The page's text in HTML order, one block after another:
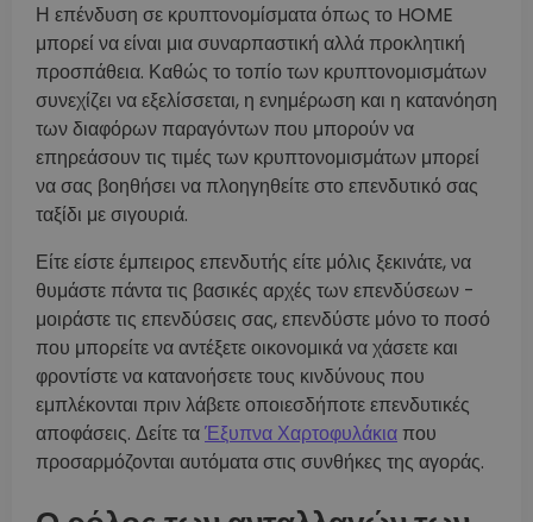
Η επένδυση σε κρυπτονομίσματα όπως το HOME
μπορεί να είναι μια συναρπαστική αλλά προκλητική
προσπάθεια. Καθώς το τοπίο των κρυπτονομισμάτων
συνεχίζει να εξελίσσεται, η ενημέρωση και η κατανόηση
των διαφόρων παραγόντων που μπορούν να
επηρεάσουν τις τιμές των κρυπτονομισμάτων μπορεί
να σας βοηθήσει να πλοηγηθείτε στο επενδυτικό σας
ταξίδι με σιγουριά.
Είτε είστε έμπειρος επενδυτής είτε μόλις ξεκινάτε, να
θυμάστε πάντα τις βασικές αρχές των επενδύσεων -
μοιράστε τις επενδύσεις σας, επενδύστε μόνο το ποσό
που μπορείτε να αντέξετε οικονομικά να χάσετε και
φροντίστε να κατανοήσετε τους κινδύνους που
εμπλέκονται πριν λάβετε οποιεσδήποτε επενδυτικές
αποφάσεις. Δείτε ταΈξυπνα Χαρτοφυλάκιαπου
προσαρμόζονται αυτόματα στις συνθήκες της αγοράς.